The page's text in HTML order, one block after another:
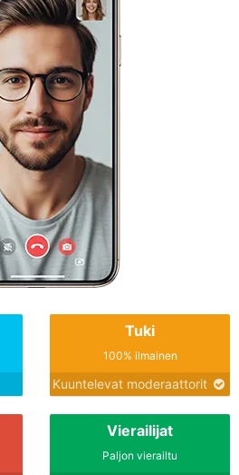
Tuki
100% ilmainen
Kuuntelevat moderaattorit
Vierailijat
Paljon vierailtu